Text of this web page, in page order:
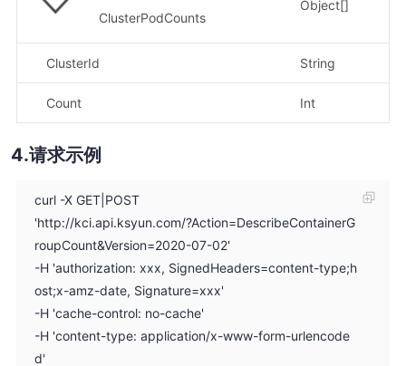
ClusterPodCounts
Object[]
ClusterId String
Count Int
请求示例
curl -X GET|POST
'http://kci.api.ksyun.com/?Action=DescribeContainerG
roupCount&Version=2020-07-02'
-H 'authorization: xxx, SignedHeaders=content-type;h
ost;x-amz-date, Signature=xxx'
-H 'cache-control: no-cache'
-H 'content-type: application/x-www-form-urlencode
d'